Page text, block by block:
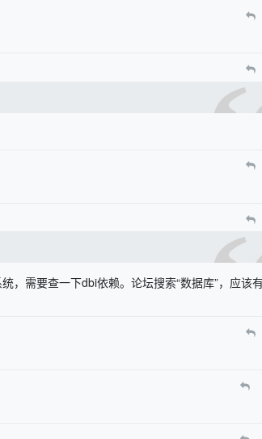
需要查一下dbi依赖。论坛搜索“数据库”，应该